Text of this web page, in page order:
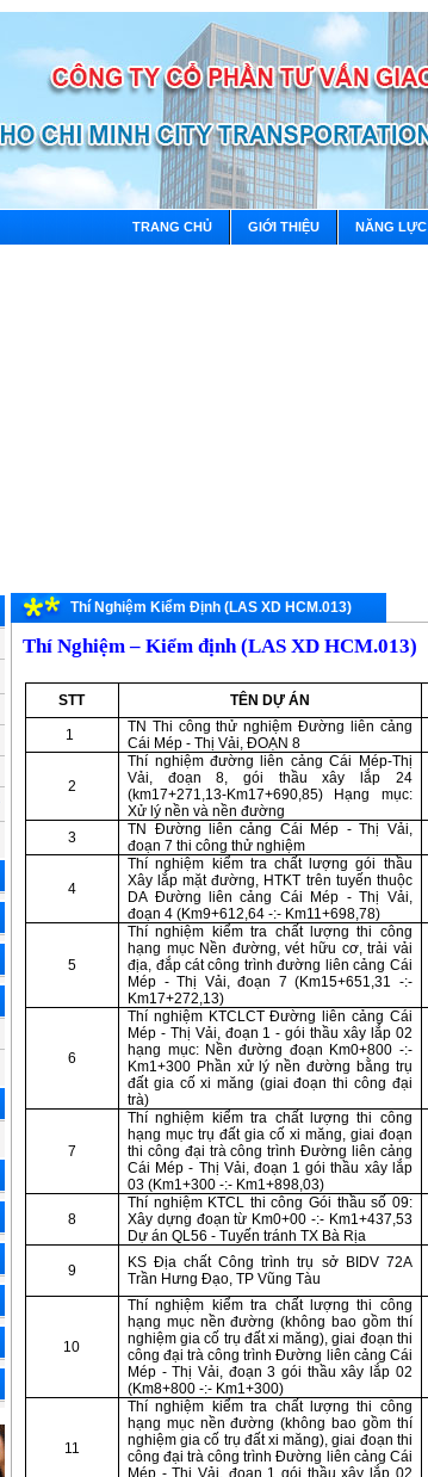
TRANG CHỦ GIỚI THIỆU NĂNG LỰC
Thí Nghiệm Kiểm Định (LAS XD HCM.013)
Thí Nghiệm – Kiểm định (LAS XD HCM.013)
STT TÊN DỰ ÁN
1
TN Thi công thử nghiệm Đường liên cảng
Cái Mép - Thị Vải, ĐOẠN 8
2
Thí nghiệm đường liên cảng Cái Mép-Thị
Vải, đoạn 8, gói thầu xây lắp 24
(km17+271,13-Km17+690,85) Hạng mục:
Xử lý nền và nền đường
3
TN Đường liên cảng Cái Mép - Thị Vải,
đoạn 7 thi công thử nghiệm
4
Thí nghiệm kiểm tra chất lượng gói thầu
Xây lắp mặt đường, HTKT trên tuyến thuộc
DA Đường liên cảng Cái Mép - Thị Vải,
đoạn 4 (Km9+612,64 -:- Km11+698,78)
5
Thí nghiệm kiểm tra chất lượng thi công
hạng mục Nền đường, vét hữu cơ, trải vải
địa, đắp cát công trình đường liên cảng Cái
Mép - Thị Vải, đoạn 7 (Km15+651,31 -:-
Km17+272,13)
6
Thí nghiệm KTCLCT Đường liên cảng Cái
Mép - Thị Vải, đoạn 1 - gói thầu xây lắp 02
hạng mục: Nền đường đoạn Km0+800 -:-
Km1+300 Phần xử lý nền đường bằng trụ
đất gia cố xi măng (giai đoạn thi công đại
trà)
7
Thí nghiệm kiểm tra chất lượng thi công
hạng mục trụ đất gia cố xi măng, giai đoạn
thi công đại trà công trình Đường liên cảng
Cái Mép - Thị Vải, đoạn 1 gói thầu xây lắp
03 (Km1+300 -:- Km1+898,03)
8
Thí nghiệm KTCL thi công Gói thầu số 09:
Xây dựng đoạn từ Km0+00 -:- Km1+437,53
Dự án QL56 - Tuyến tránh TX Bà Rịa
9
KS Địa chất Công trình trụ sở BIDV 72A
Trần Hưng Đạo, TP Vũng Tàu
10
Thí nghiệm kiểm tra chất lượng thi công
hạng mục nền đường (không bao gồm thí
nghiệm gia cố trụ đất xi măng), giai đoạn thi
công đại trà công trình Đường liên cảng Cái
Mép - Thị Vải, đoạn 3 gói thầu xây lắp 02
(Km8+800 -:- Km1+300)
11
Thí nghiệm kiểm tra chất lượng thi công
hạng mục nền đường (không bao gồm thí
nghiệm gia cố trụ đất xi măng), giai đoạn thi
công đại trà công trình Đường liên cảng Cái
Mép - Thị Vải, đoạn 1 gói thầu xây lắp 02